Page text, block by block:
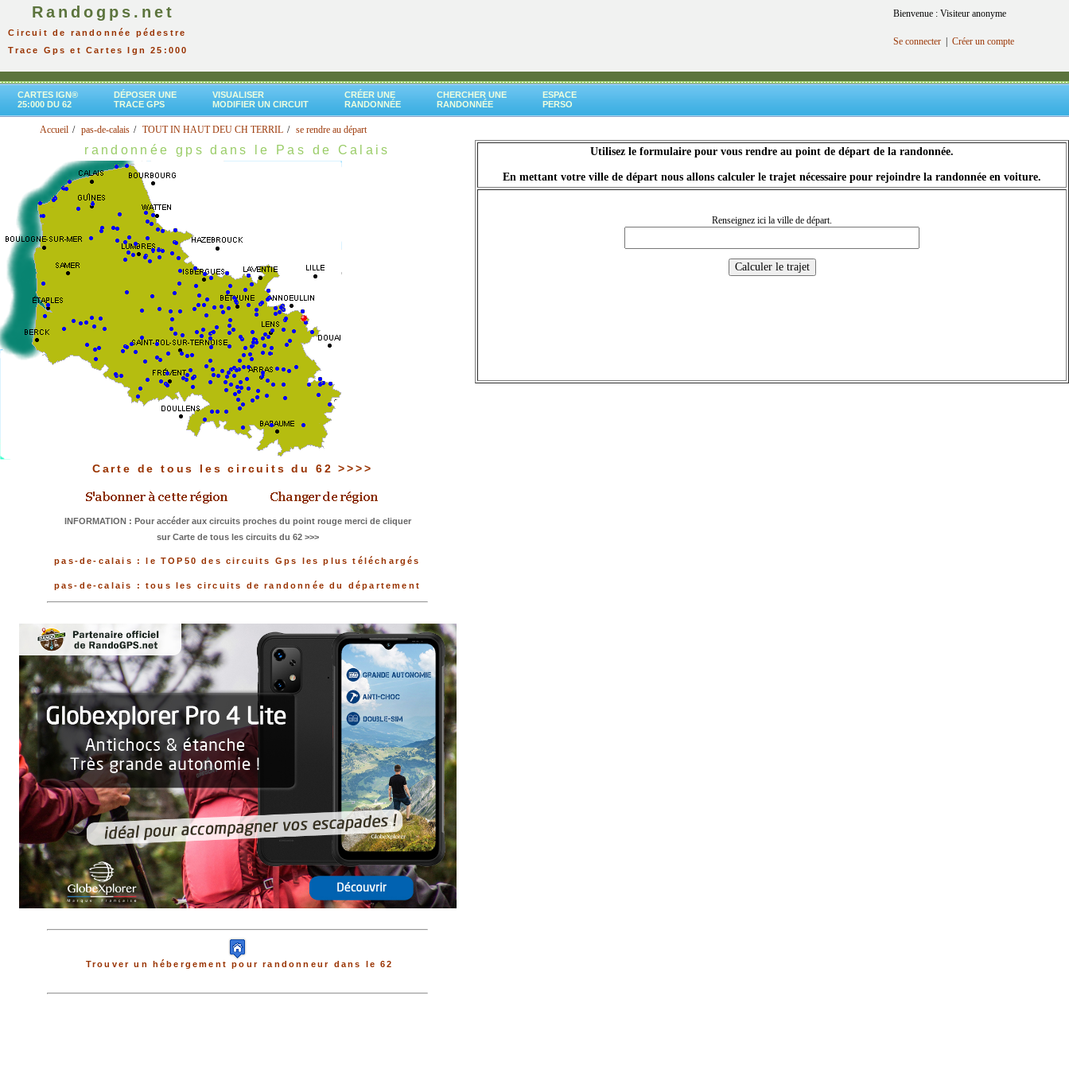
Randogps.net
Circuit de randonnée pédestre
Trace Gps et Cartes Ign 25:000
Bienvenue : Visiteur anonyme
Se connecter Créer un compte
CARTES IGN®
25:000 DU 62
DÉPOSER UNE
TRACE GPS
VISUALISER
MODIFIER UN CIRCUIT
CRÉER UNE
RANDONNÉE
CHERCHER UNE
RANDONNÉE
ESPACE
PERSO
Accueil pas-de-calais TOUT IN HAUT DEU CH TERRIL se rendre au départ
randonnée gps dans le Pas de Calais
Carte de tous les circuits du 62 >>>>
INFORMATION : Pour accéder aux circuits proches du point rouge merci de cliquer
sur Carte de tous les circuits du 62 >>>
pas-de-calais : le TOP50 des circuits Gps les plus téléchargés
pas-de-calais : tous les circuits de randonnée du département
Trouver un hébergement pour randonneur dans le 62
Utilisez le formulaire pour vous rendre au point de départ de la randonnée.
En mettant votre ville de départ nous allons calculer le trajet nécessaire pour rejoindre la randonnée en voiture.
Renseignez ici la ville de départ.